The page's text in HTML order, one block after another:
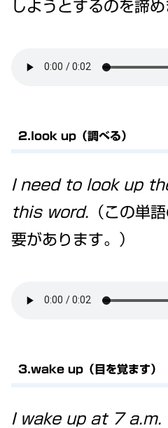
しようとするのを諦め
2.look up（調べる）
I need to look up
this word. （この単
要があります。）
3.wake up（目を覚ます）
I wake up at 7 a.m.